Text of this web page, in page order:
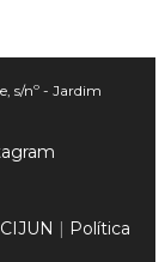
s/nº - Jardim
CIJUN | Política